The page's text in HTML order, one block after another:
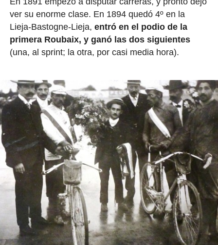
ver su enorme clase. En 1894 quedó 4º en la
Lieja-Bastogne-Lieja, entró en el podio de la
primera Roubaix, y ganó las dos siguientes
(una, al sprint; la otra, por casi media hora).